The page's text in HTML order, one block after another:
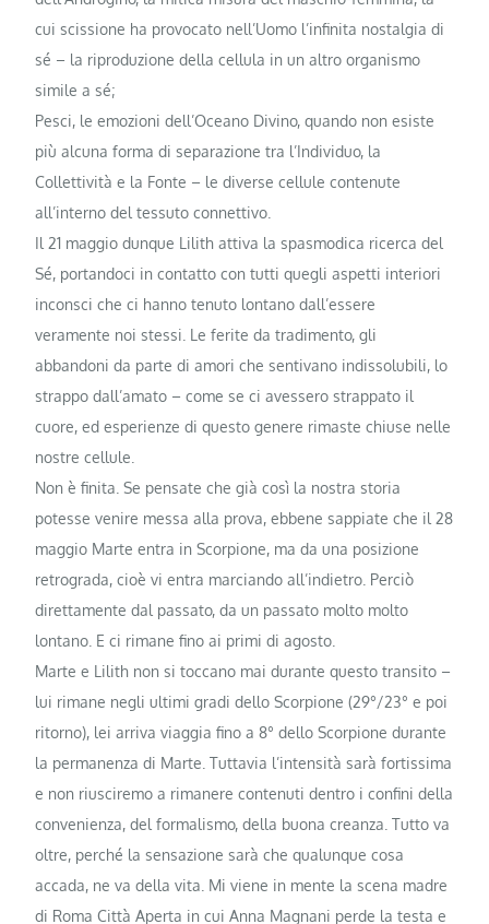
cui scissione ha provocato nell’Uomo l’infinita nostalgia di
sé – la riproduzione della cellula in un altro organismo
simile a sé;
Pesci, le emozioni dell’Oceano Divino, quando non esiste
più alcuna forma di separazione tra l’Individuo, la
Collettività e la Fonte – le diverse cellule contenute
all’interno del tessuto connettivo.
Il 21 maggio dunque Lilith attiva la spasmodica ricerca del
Sé, portandoci in contatto con tutti quegli aspetti interiori
inconsci che ci hanno tenuto lontano dall’essere
veramente noi stessi. Le ferite da tradimento, gli
abbandoni da parte di amori che sentivano indissolubili, lo
strappo dall’amato – come se ci avessero strappato il
cuore, ed esperienze di questo genere rimaste chiuse nelle
nostre cellule.
Non è finita. Se pensate che già così la nostra storia
potesse venire messa alla prova, ebbene sappiate che il 28
maggio Marte entra in Scorpione, ma da una posizione
retrograda, cioè vi entra marciando all’indietro. Perciò
direttamente dal passato, da un passato molto molto
lontano. E ci rimane fino ai primi di agosto.
Marte e Lilith non si toccano mai durante questo transito –
lui rimane negli ultimi gradi dello Scorpione (29°/23° e poi
ritorno), lei arriva viaggia fino a 8° dello Scorpione durante
la permanenza di Marte. Tuttavia l’intensità sarà fortissima
e non riusciremo a rimanere contenuti dentro i confini della
convenienza, del formalismo, della buona creanza. Tutto va
oltre, perché la sensazione sarà che qualunque cosa
accada, ne va della vita. Mi viene in mente la scena madre
di Roma Città Aperta in cui Anna Magnani perde la testa e